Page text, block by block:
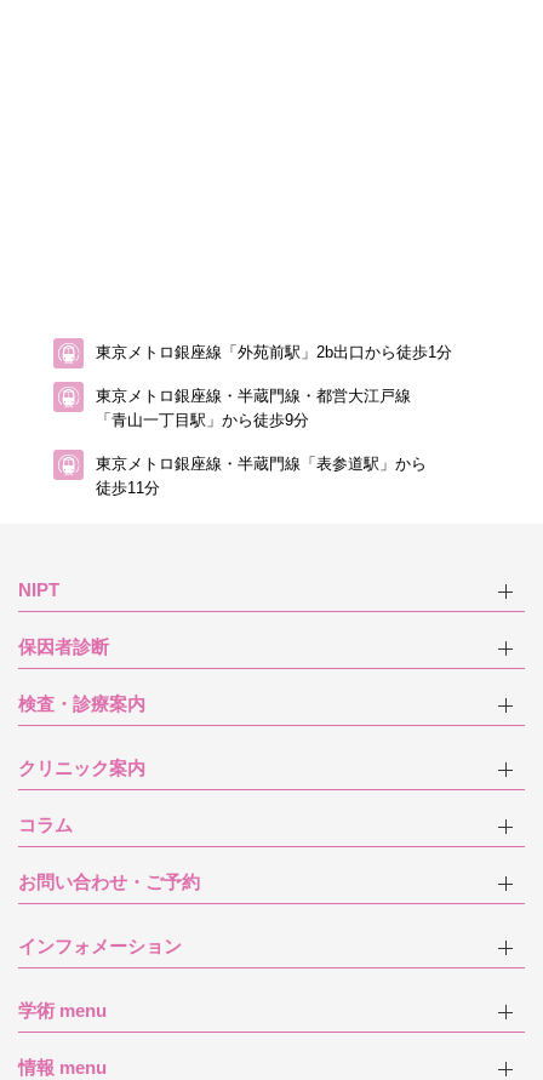
東京メトロ銀座線「外苑前駅」2b出口から徒歩1分
東京メトロ銀座線・半蔵門線・都営大江戸線
「青山一丁目駅」から徒歩9分
東京メトロ銀座線・半蔵門線「表参道駅」から
徒歩11分
NIPT
保因者診断
検査・診療案内
クリニック案内
コラム
お問い合わせ・ご予約
インフォメーション
学術 menu
情報 menu